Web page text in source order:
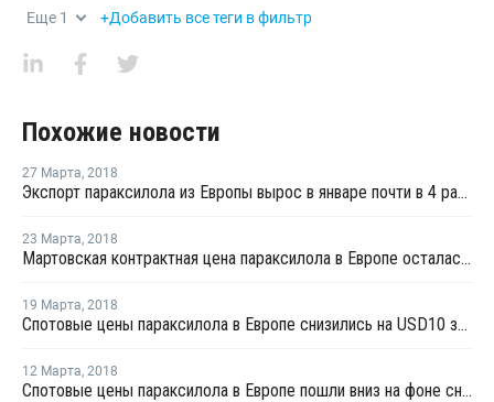
Еще 1 +Добавить все теги в фильтр
Похожие новости
27 Марта, 2018
Экспорт параксилола из Европы вырос в январе почти в 4 раза - Евростат
23 Марта, 2018
Мартовская контрактная цена параксилола в Европе осталась на уровне февраля
19 Марта, 2018
Спотовые цены параксилола в Европе снизились на USD10 за тонну
12 Марта, 2018
Спотовые цены параксилола в Европе пошли вниз на фоне снижающихся котировок в Азии